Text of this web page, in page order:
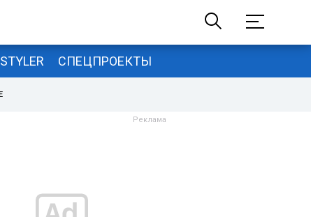
STYLER СПЕЦПРОЕКТЫ